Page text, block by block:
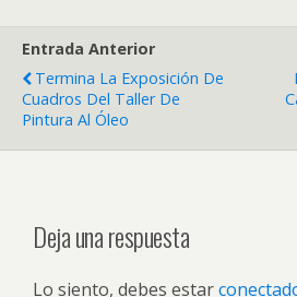
Entrada Anterior
Termina La Exposición De
Cuadros Del Taller De
Pintura Al Óleo
Deja una respuesta
Lo siento, debes estar